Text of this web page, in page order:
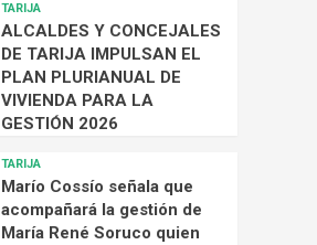
TARIJA
ALCALDES Y CONCEJALES
DE TARIJA IMPULSAN EL
PLAN PLURIANUAL DE
VIVIENDA PARA LA
GESTIÓN 2026
TARIJA
Marío Cossío señala que
acompañará la gestión de
María René Soruco quien